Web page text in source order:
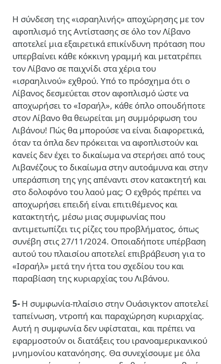
Η σύνδεση της «ισραηλινής» αποχώρησης με τον
αφοπλισμό της Αντίστασης σε όλο τον Λίβανο
αποτελεί μια εξαιρετικά επικίνδυνη πρόταση που
υπερβαίνει κάθε κόκκινη γραμμή και μετατρέπει
τον Λίβανο σε παιχνίδι στα χέρια του
«ισραηλινού» εχθρού. Υπό το πρόσχημα ότι ο
Λίβανος δεσμεύεται στον αφοπλισμό ώστε να
αποχωρήσει το «Ισραήλ», κάθε όπλο οπουδήποτε
στον Λίβανο θα θεωρείται μη συμμόρφωση του
Λιβάνου! Πώς θα μπορούσε να είναι διαφορετικά,
όταν τα όπλα δεν πρόκειται να αφοπλιστούν και
κανείς δεν έχει το δικαίωμα να στερήσει από τους
Λιβανέζους το δικαίωμα στην αυτοάμυνα και στην
υπεράσπιση της γης απέναντι στον κατακτητή και
στο δολοφόνο του λαού μας; Ο εχθρός πρέπει να
αποχωρήσει επειδή είναι επιτιθέμενος και
κατακτητής, μέσω μιας συμφωνίας που
αντιμετωπίζει τις ρίζες του προβλήματος, όπως
συνέβη στις 27/11/2024. Οποιαδήποτε υπέρβαση
αυτού του πλαισίου αποτελεί επιβράβευση για το
«Ισραήλ» μετά την ήττα του σχεδίου του και
παραβίαση της κυριαρχίας του Λιβάνου.
5- Η συμφωνία-πλαίσιο στην Ουάσιγκτον αποτελεί
ταπείνωση, ντροπή και παραχώρηση κυριαρχίας.
Αυτή η συμφωνία δεν υφίσταται, και πρέπει να
εφαρμοστούν οι διατάξεις του ιρανοαμερικανικού
μνημονίου κατανόησης. Θα συνεχίσουμε με όλα